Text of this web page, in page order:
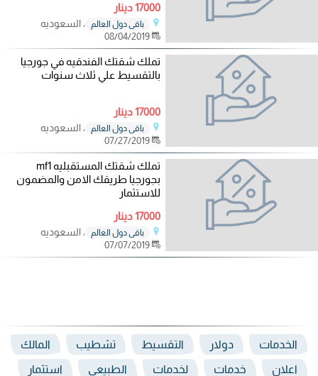
17000 دينار
باقي دول العالم
، السعوديه
08/04/2019
تملك شقتك الفندقيه في جورجيا
بالتقسيط علي ثلاث سنوات
17000 دينار
باقي دول العالم
، السعوديه
07/27/2019
تملك شقتك المستقبليه mf1
بجورجيا طريقك الامن والمضمون
للاستثمار
17000 دينار
باقي دول العالم
، السعوديه
07/07/2019
الخدمات دولار التقسيط تشطيب المالك
اعلان خدمات لخدمات الطبيعي استثمار